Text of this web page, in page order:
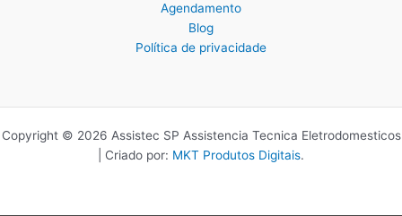
Agendamento
Blog
Política de privacidade
Copyright © 2026 Assistec SP Assistencia Tecnica Eletrodomesticos
| Criado por: MKT Produtos Digitais.